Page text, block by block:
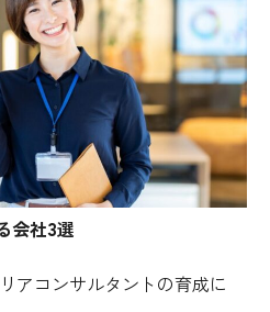
会社3選
アコンサルタントの育成に